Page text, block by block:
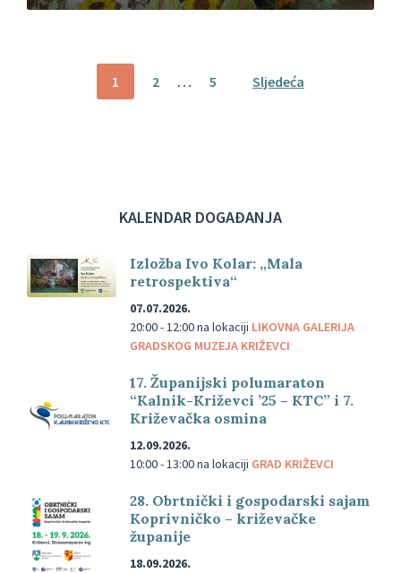
Brojevi
1 2 … 5 Sljedeća
KALENDAR DOGAĐANJA
Izložba Ivo Kolar: „Mala
retrospektiva“
07.07.2026.
20:00 - 12:00na lokaciji LIKOVNA GALERIJA
GRADSKOG MUZEJA KRIŽEVCI
17. Županijski polumaraton
“Kalnik-Križevci ’25 – KTC” i 7.
Križevačka osmina
12.09.2026.
10:00 - 13:00na lokaciji GRAD KRIŽEVCI
28. Obrtnički i gospodarski sajam
Koprivničko – križevačke
županije
18.09.2026.